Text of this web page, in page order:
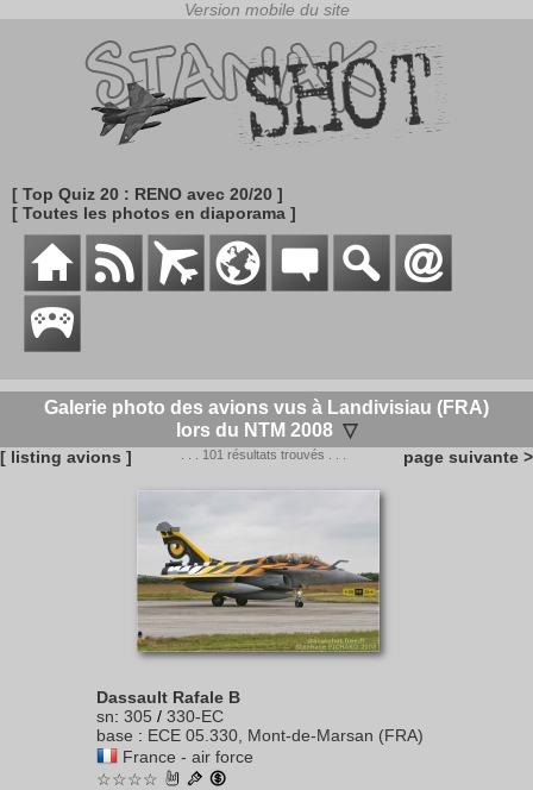
[ Top Quiz 20 : RENO avec 20/20 ]
[ Toutes les photos en diaporama ]
Galerie photo des avions vus à Landivisiau (FRA)
lors du NTM 2008 ▽
[ listing avions ] . . . 101 résultats trouvés . . . page suivante >
Dassault Rafale B
sn: 305 / 330-EC
base : ECE 05.330, Mont-de-Marsan (FRA)
France - air force
☆☆☆☆